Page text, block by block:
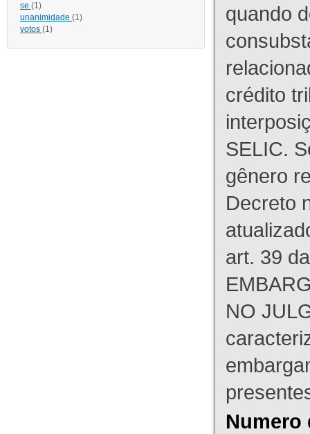
se (1)
unanimidade (1)
votos (1)
quando
crédito
SELIC.
gênero
Decreto
art. 39
NO
Numero